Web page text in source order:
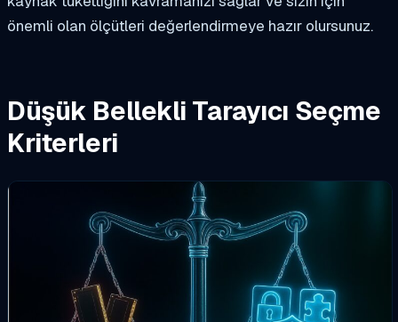
önemli olan ölçütleri değerlendirmeye hazır olursunuz.
Düşük Bellekli Tarayıcı Seçme
Kriterleri